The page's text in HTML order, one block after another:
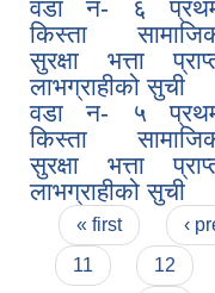
वडा न- ६
किस्ता
सुरक्षा भत्ता
लाभग्राहीको सुची
वडा न- ५
किस्ता
सुरक्षा भत्ता
लाभग्राहीको सुची
Pages
« first ‹
11
12